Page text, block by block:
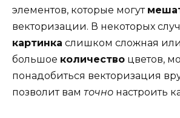
элементов, которые могут
векторизации. В некоторых
картинка слишком сложная
большое количество цветов,
понадобиться векторизация
позволит вам точно настроить